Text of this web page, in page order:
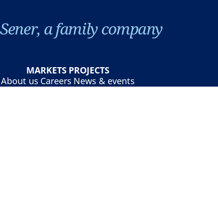
Sener, a family company
MARKETS PROJECTS
About us Careers News & events